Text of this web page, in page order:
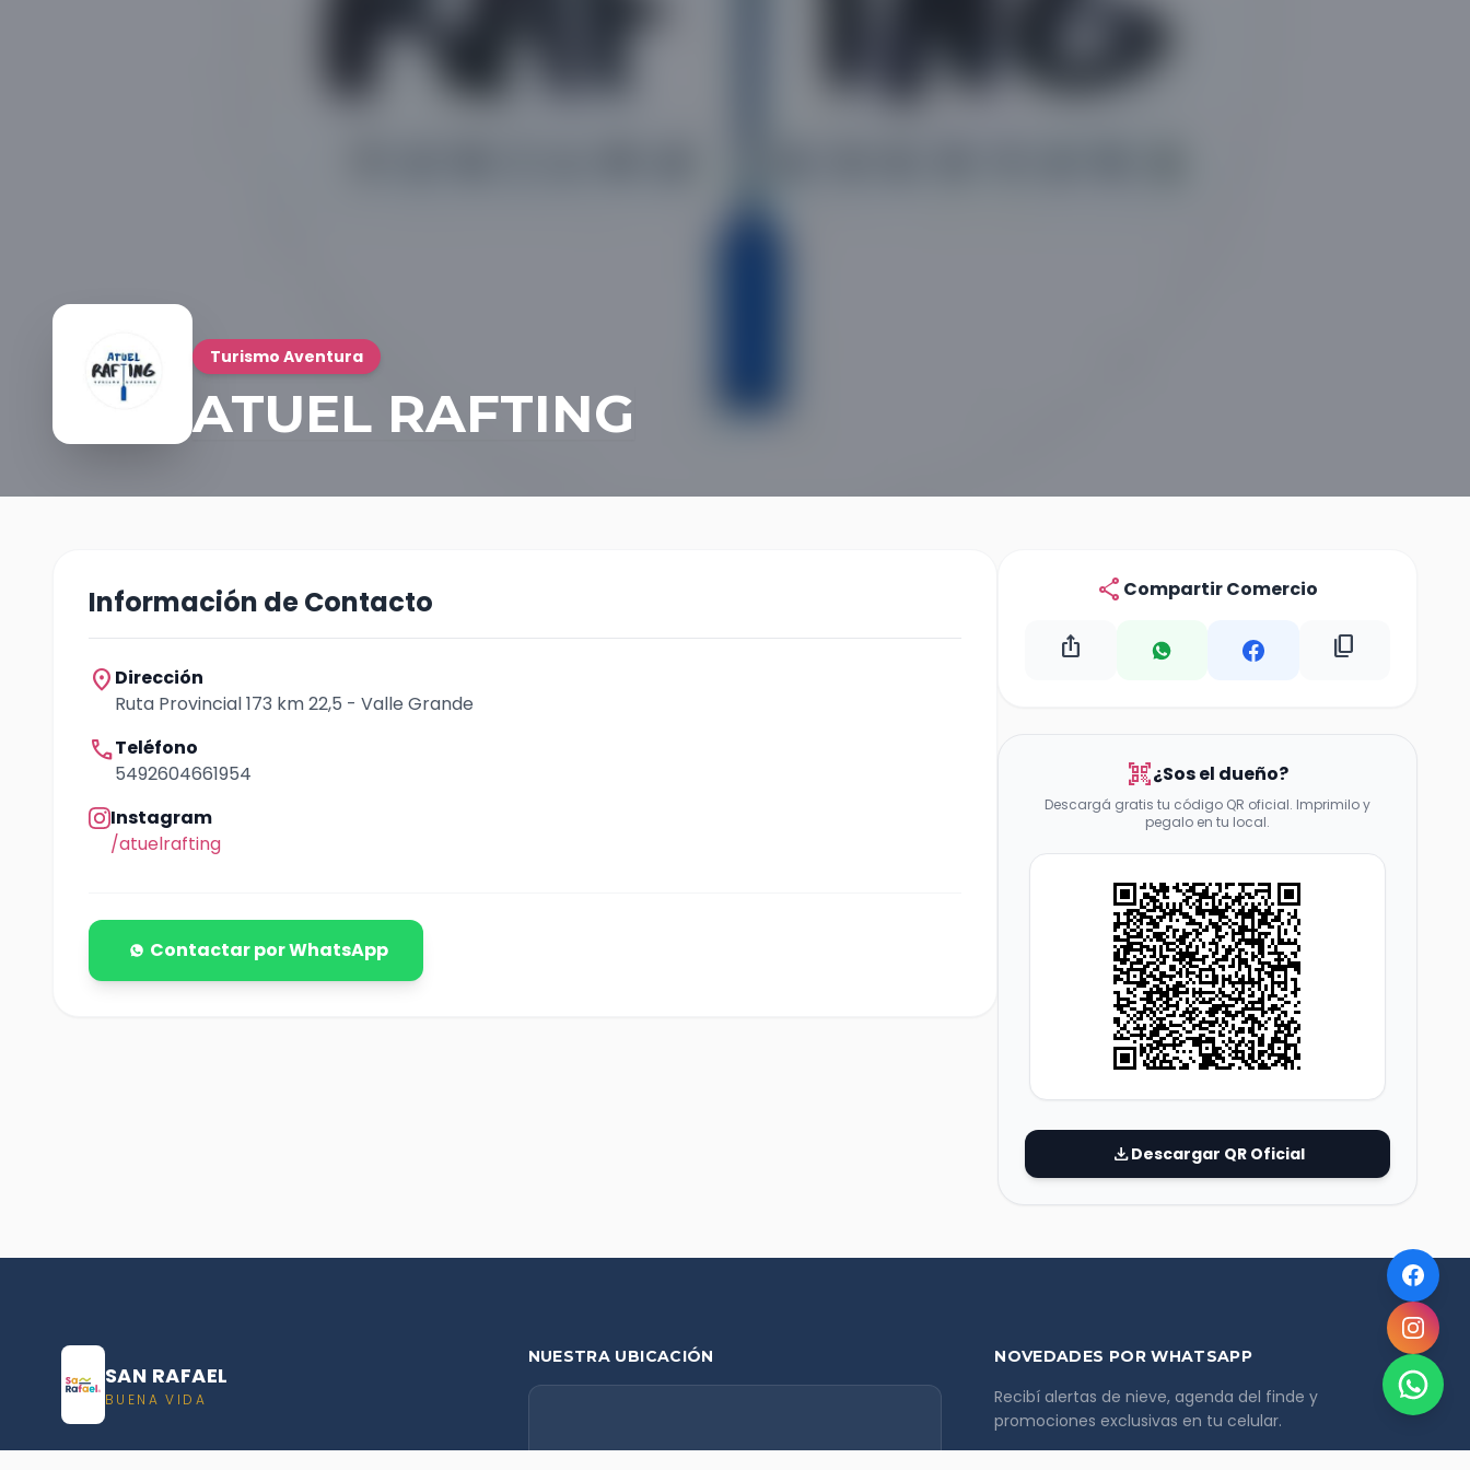
Turismo Aventura
ATUEL RAFTING
Información de Contacto
location_on Dirección
Ruta Provincial 173 km 22,5 - Valle Grande
callTeléfono
5492604661954
Instagram
/atuelrafting
Contactar por WhatsApp
share Compartir Comercio
ios_share content_copy
qr_code_scanner¿Sos el dueño?
Descargá gratis tu código QR oficial. Imprimilo y
pegalo en tu local.
downloadDescargar QR Oficial
SAN RAFAEL
BUENA VIDA
NUESTRA UBICACIÓN NOVEDADES POR WHATSAPP
Recibí alertas de nieve, agenda del finde y
promociones exclusivas en tu celular.